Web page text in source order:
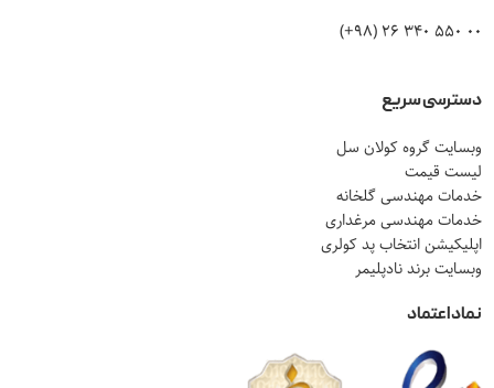
00 550 340 26 (98+)
دسترسی سریع
وبسایت گروه کولان سل
لیست قیمت
خدمات مهندسی گلخانه
خدمات مهندسی مرغداری
اپلیکیشن انتخاب پد کولری
وبسایت برند نادپلیمر
نماد اعتماد